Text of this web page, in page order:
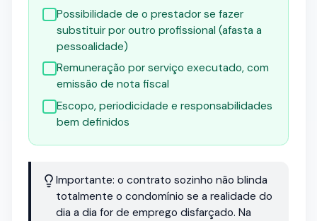
Possibilidade de o prestador se fazer
substituir por outro profissional (afasta a
pessoalidade)
Remuneração por serviço executado, com
emissão de nota fiscal
Escopo, periodicidade e responsabilidades
bem definidos
Importante: o contrato sozinho não blinda
totalmente o condomínio se a realidade do
dia a dia for de emprego disfarçado. Na